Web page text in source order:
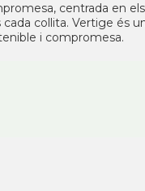
centrada en
collita. Vertige és
i compromesa.